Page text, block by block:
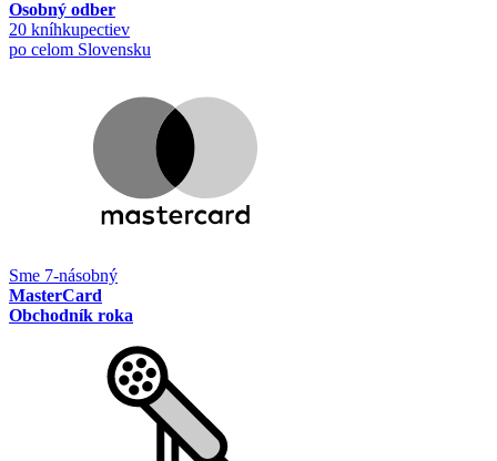
Osobný odber
20 kníhkupectiev
po celom Slovensku
Sme 7-násobný
MasterCard
Obchodník roka